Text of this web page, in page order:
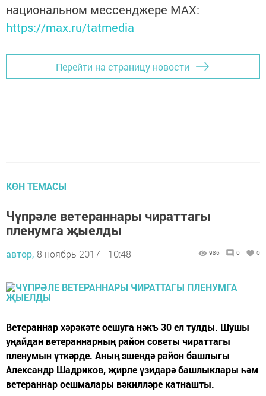
национальном мессенджере MАХ:
https://max.ru/tatmedia
Перейти на страницу новости
КӨН ТЕМАСЫ
Чүпрәле ветераннары чираттагы
пленумга җыелды
автор, 8 ноябрь 2017 - 10:48 986 0 0
Ветераннар хәрәкәте оешуга нәкъ 30 ел тулды. Шушы
уңайдан ветераннарның район советы чираттагы
пленумын үткәрде. Аның эшендә район башлыгы
Александр Шадриков, җирле үзидарә башлыклары һәм
ветераннар оешмалары вәкилләре катнашты.